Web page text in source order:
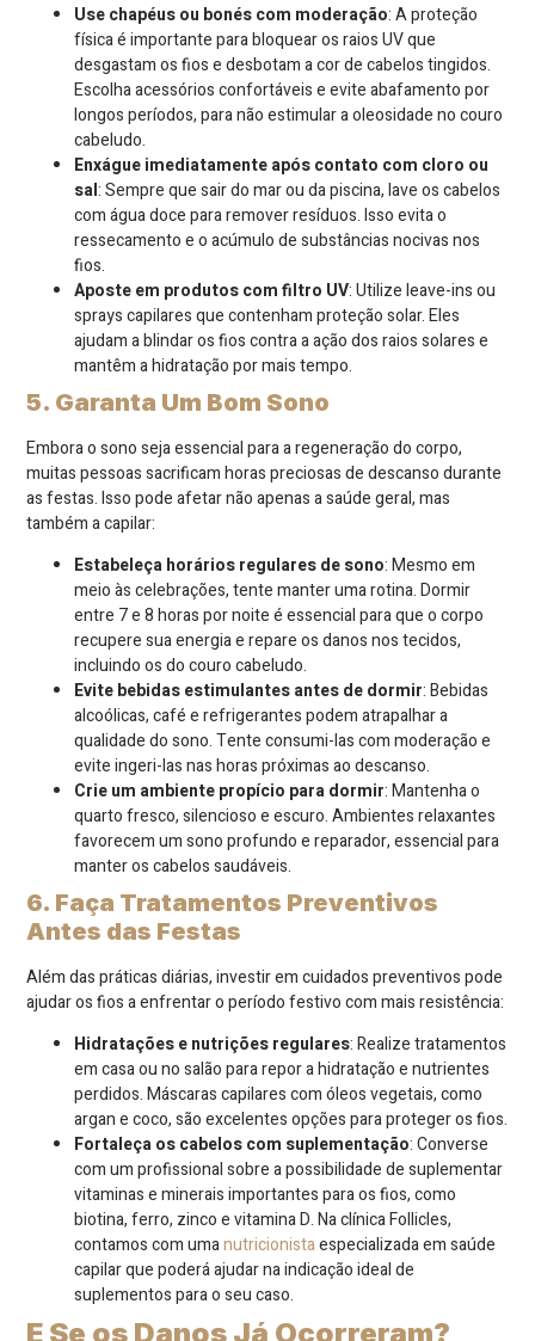
Use chapéus ou bonés com moderação: A proteção
física é importante para bloquear os raios UV que
desgastam os fios e desbotam a cor de cabelos tingidos.
Escolha acessórios confortáveis e evite abafamento por
longos períodos, para não estimular a oleosidade no couro
cabeludo.
Enxágue imediatamente após contato com cloro ou
sal: Sempre que sair do mar ou da piscina, lave os cabelos
com água doce para remover resíduos. Isso evita o
ressecamento e o acúmulo de substâncias nocivas nos
fios.
Aposte em produtos com filtro UV: Utilize leave-ins ou
sprays capilares que contenham proteção solar. Eles
ajudam a blindar os fios contra a ação dos raios solares e
mantêm a hidratação por mais tempo.
5. Garanta Um Bom Sono
Embora o sono seja essencial para a regeneração do corpo,
muitas pessoas sacrificam horas preciosas de descanso durante
as festas. Isso pode afetar não apenas a saúde geral, mas
também a capilar:
Estabeleça horários regulares de sono: Mesmo em
meio às celebrações, tente manter uma rotina. Dormir
entre 7 e 8 horas por noite é essencial para que o corpo
recupere sua energia e repare os danos nos tecidos,
incluindo os do couro cabeludo.
Evite bebidas estimulantes antes de dormir: Bebidas
alcoólicas, café e refrigerantes podem atrapalhar a
qualidade do sono. Tente consumi-las com moderação e
evite ingeri-las nas horas próximas ao descanso.
Crie um ambiente propício para dormir: Mantenha o
quarto fresco, silencioso e escuro. Ambientes relaxantes
favorecem um sono profundo e reparador, essencial para
manter os cabelos saudáveis.
6. Faça Tratamentos Preventivos
Antes das Festas
Além das práticas diárias, investir em cuidados preventivos pode
ajudar os fios a enfrentar o período festivo com mais resistência:
Hidratações e nutrições regulares: Realize tratamentos
em casa ou no salão para repor a hidratação e nutrientes
perdidos. Máscaras capilares com óleos vegetais, como
argan e coco, são excelentes opções para proteger os fios.
Fortaleça os cabelos com suplementação: Converse
com um profissional sobre a possibilidade de suplementar
vitaminas e minerais importantes para os fios, como
biotina, ferro, zinco e vitamina D. Na clínica Follicles,
contamos com umanutricionistaespecializada em saúde
capilar que poderá ajudar na indicação ideal de
suplementos para o seu caso.
E Se os Danos Já Ocorreram?